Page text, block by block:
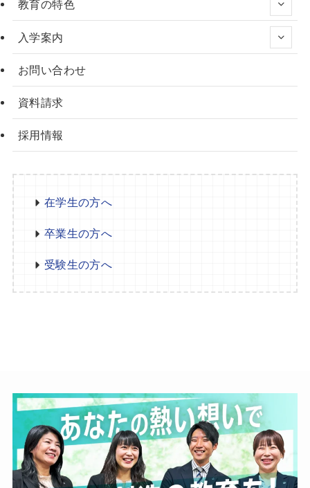
教育の特色
入学案内
お問い合わせ
資料請求
採用情報
在学生の方へ
卒業生の方へ
受験生の方へ